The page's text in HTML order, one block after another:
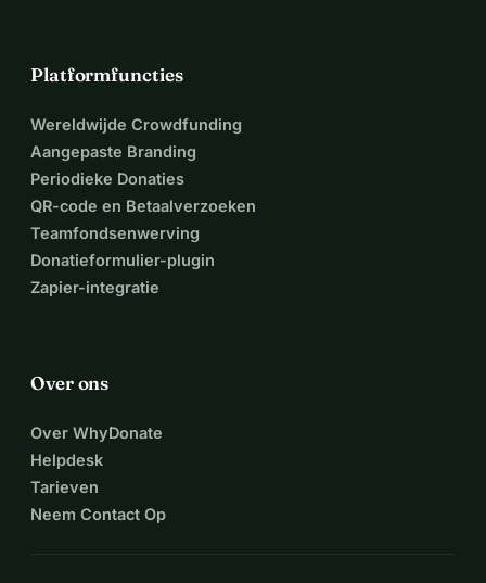
Platformfuncties
Wereldwijde Crowdfunding
Aangepaste Branding
Periodieke Donaties
QR-code en Betaalverzoeken
Teamfondsenwerving
Donatieformulier-plugin
Zapier-integratie
Over ons
Over WhyDonate
Helpdesk
Tarieven
Neem Contact Op